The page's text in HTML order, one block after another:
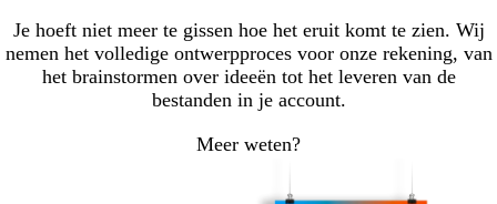
Je hoeft niet meer te gissen hoe het eruit komt te zien. Wij
nemen het volledige ontwerpproces voor onze rekening, van
het brainstormen over ideeën tot het leveren van de
bestanden in je account.
Meer weten?